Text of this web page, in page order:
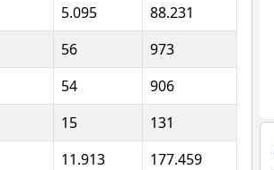
5.095
88.231
56
973
54
906
15
131
11.913
177.459